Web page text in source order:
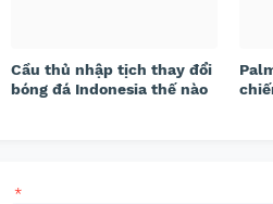
Cầu thủ nhập tịch thay đổi
bóng đá Indonesia thế nào
*